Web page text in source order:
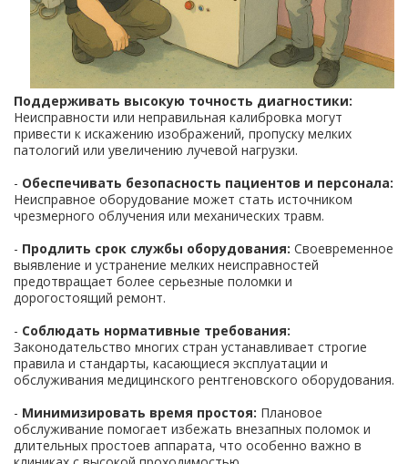
Поддерживать высокую точность диагностики:
Неисправности или неправильная калибровка могут
привести к искажению изображений, пропуску мелких
патологий или увеличению лучевой нагрузки.
- Обеспечивать безопасность пациентов и персонала:
Неисправное оборудование может стать источником
чрезмерного облучения или механических травм.
- Продлить срок службы оборудования: Своевременное
выявление и устранение мелких неисправностей
предотвращает более серьезные поломки и
дорогостоящий ремонт.
- Соблюдать нормативные требования:
Законодательство многих стран устанавливает строгие
правила и стандарты, касающиеся эксплуатации и
обслуживания медицинского рентгеновского оборудования.
- Минимизировать время простоя: Плановое
обслуживание помогает избежать внезапных поломок и
длительных простоев аппарата, что особенно важно в